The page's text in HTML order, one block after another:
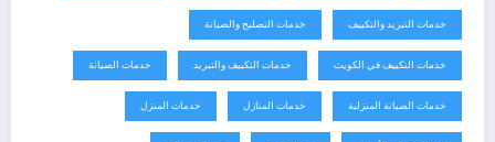
خدمات التبريد والتكييف خدمات التصليح والصيانة
خدمات التكييف في الكويت خدمات التكييف والتبريد خدمات الصيانة
خدمات الصيانة المنزلية خدمات المنازل خدمات المنزل